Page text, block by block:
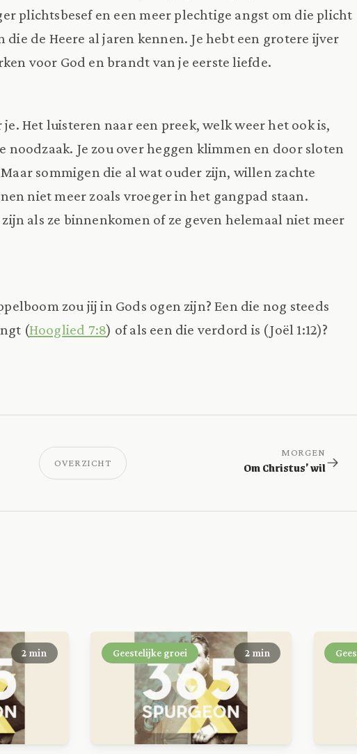
plichtsbesef en een meer plechtige angst om die plicht
de Heere al jaren kennen. Je hebt een grotere ijver
voor God en brandt van je eerste liefde.
Het luisteren naar een preek, welk weer het ook is,
Je zou over heggen klimmen en door sloten
sommigen die al wat ouder zijn, willen zachte
niet meer zoals vroeger in het gangpad staan.
als ze binnenkomen of ze geven helemaal niet meer
zou jij in Gods ogen zijn? Een die nog steeds
(Hooglied 7:8) of als een die verdord is (Joël 1:12)?
OVERZICHT
MORGEN
Om Christus’ wil
2 min Geestelijke groei 2 min